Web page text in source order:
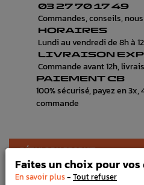
03 27 70 17 49
Commandes, conseils,
HORAIRES
Lundi au vendredi de 8h à
LIVRAISON
Commande avant 12h,
PAIEMENT CB
100% sécurisé, payez en
commande
DÉTAILS DU PRODUIT
LIVRAISON
Faites un choix pour vos
En savoir plus- Tout refuser